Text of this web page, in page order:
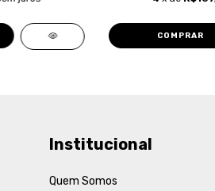
COMPRAR
Institucional
Quem Somos